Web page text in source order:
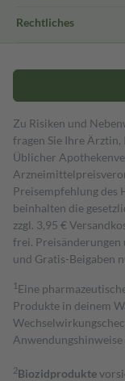
Rechtliches
Zu Risiken und
fragen Sie Ihre
Üblicher
Preisempfehlung des
beinhalten die
zzgl. 3,95 €
frei.
und Gratis-Beigaben
1 Eine
Produkte in deinem
2Biozidprodukte